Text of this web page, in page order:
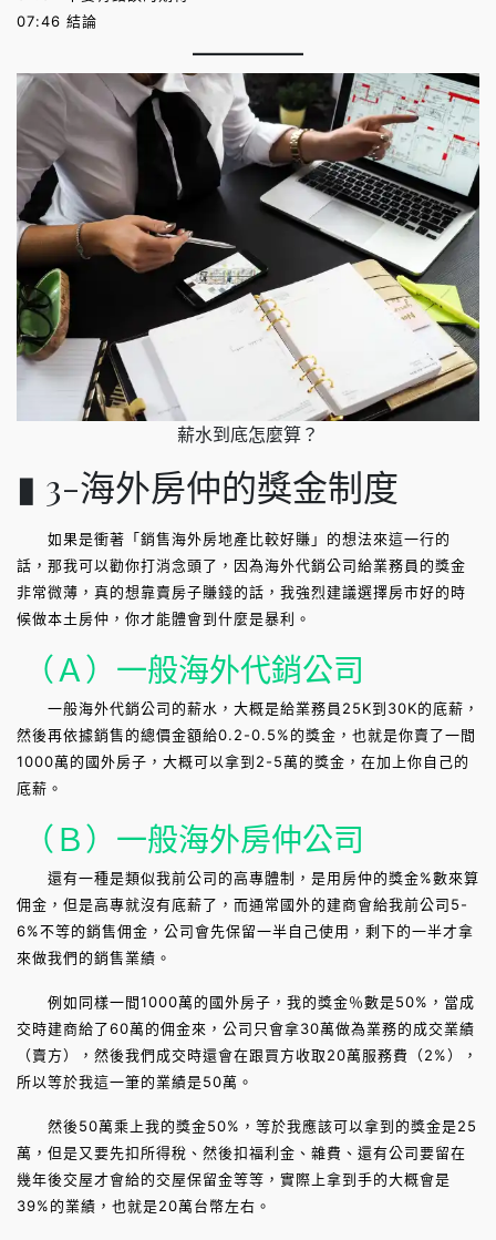
07:46 結論
薪水到底怎麼算？
▮ 3-海外房仲的獎金制度
如果是衝著「銷售海外房地產比較好賺」的想法來這一行的
話，那我可以勸你打消念頭了，因為海外代銷公司給業務員的獎金
非常微薄，真的想靠賣房子賺錢的話，我強烈建議選擇房市好的時
候做本土房仲，你才能體會到什麼是暴利。
（Ａ）一般海外代銷公司
一般海外代銷公司的薪水，大概是給業務員25K到30K的底薪，
然後再依據銷售的總價金額給0.2-0.5%的獎金，也就是你賣了一間
1000萬的國外房子，大概可以拿到2-5萬的獎金，在加上你自己的
底薪。
（Ｂ）一般海外房仲公司
還有一種是類似我前公司的高專體制，是用房仲的獎金%數來算
佣金，但是高專就沒有底薪了，而通常國外的建商會給我前公司5-
6%不等的銷售佣金，公司會先保留一半自己使用，剩下的一半才拿
來做我們的銷售業績。
例如同樣一間1000萬的國外房子，我的獎金％數是50%，當成
交時建商給了60萬的佣金來，公司只會拿30萬做為業務的成交業績
（賣方），然後我們成交時還會在跟買方收取20萬服務費（2%），
所以等於我這一筆的業績是50萬。
然後50萬乘上我的獎金50%，等於我應該可以拿到的獎金是25
萬，但是又要先扣所得稅、然後扣福利金、雜費、還有公司要留在
幾年後交屋才會給的交屋保留金等等，實際上拿到手的大概會是
39%的業績，也就是20萬台幣左右。